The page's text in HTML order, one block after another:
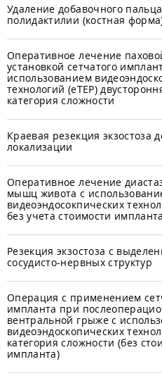
Удаление добавочного
полидактилии (костная
Оперативное лечение
установкой сетчатого
использованием
технологий (еTЕР)
категория сложности
Краевая резекция экзостоза
локализации
Оперативное лечение
мышц живота с
видеоэндосокпических
без учета стоимости импланта
Резекция экзостоза с
сосудисто-нервных структур
Операция с применением
импланта при
вентральной грыже с
видеоэндоскопических
категория сложности (без
импланта)